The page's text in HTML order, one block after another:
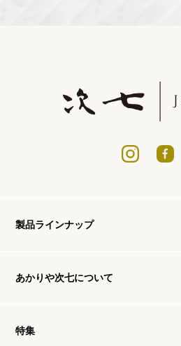
製品ラインナップ
あかりや次七について
特集